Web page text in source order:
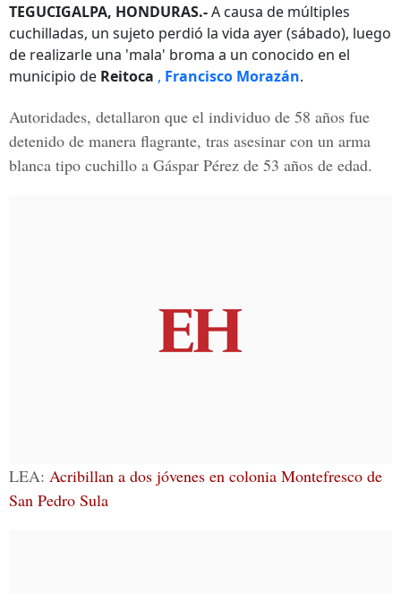
TEGUCIGALPA, HONDURAS.-A causa de múltiples
cuchilladas, un sujeto perdió la vida ayer (sábado), luego
de realizarle una 'mala' broma a un conocido en el
municipio de Reitoca , Francisco Morazán.
Autoridades, detallaron que el individuo de 58 años fue
detenido de manera flagrante, tras asesinar con un arma
blanca tipo cuchillo a Gáspar Pérez de 53 años de edad.
LEA: Acribillan a dos jóvenes en colonia Montefresco de
San Pedro Sula